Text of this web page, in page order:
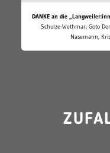
DANKE an die
Schulze-Wethmar, Goto
Nasemann,